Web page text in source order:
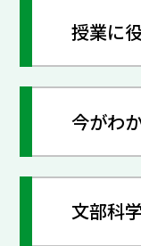
授業に
今がわ
文部科